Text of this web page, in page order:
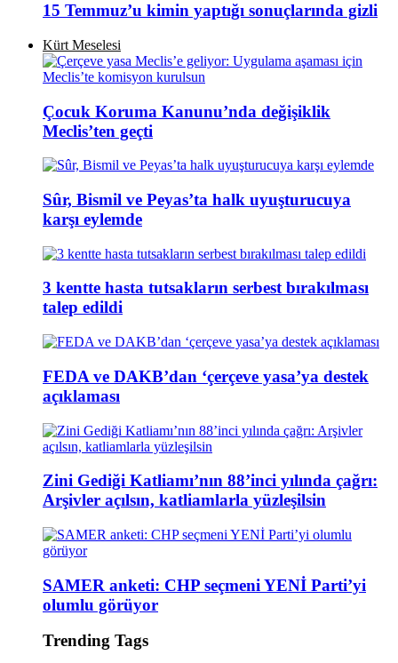
15 Temmuz’u kimin yaptığı sonuçlarında gizli
Kürt Meselesi
Çocuk Koruma Kanunu’nda değişiklik
Meclis’ten geçti
Sûr, Bismil ve Peyas’ta halk uyuşturucuya
karşı eylemde
3 kentte hasta tutsakların serbest bırakılması
talep edildi
FEDA ve DAKB’dan ‘çerçeve yasa’ya destek
açıklaması
Zini Gediği Katliamı’nın 88’inci yılında çağrı:
Arşivler açılsın, katliamlarla yüzleşilsin
SAMER anketi: CHP seçmeni YENİ Parti’yi
olumlu görüyor
Trending Tags